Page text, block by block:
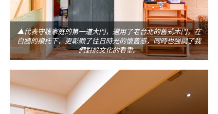
▲代表守護家庭的第一道大門，選用了老台北的舊式木門。在
白牆的襯托下，更彰顯了往日時光的懷舊感，同時也強調了我
們對於文化的看重。